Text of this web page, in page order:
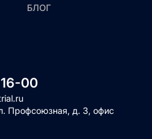
БЛОГ
00
Профсоюзная, д. 3, офис